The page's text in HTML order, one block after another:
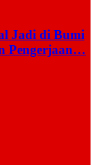
Jadi di Bumi
Pengerjaan…